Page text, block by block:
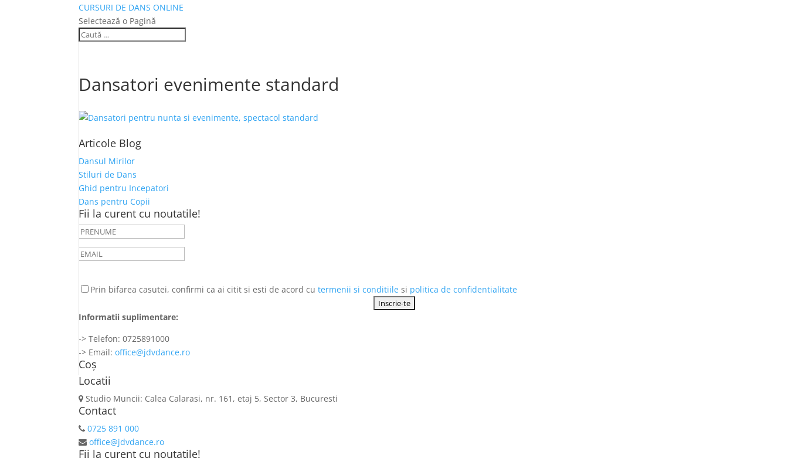
CURSURI DE DANS ONLINE
Selectează o Pagină
Dansatori evenimente standard
Articole Blog
Dansul Mirilor
Stiluri de Dans
Ghid pentru Incepatori
Dans pentru Copii
Fii la curent cu noutatile!
Prin bifarea casutei, confirmi ca ai citit si esti de acord cutermenii si conditiile si politica de confidentialitate
Informatii suplimentare:
-> Telefon: 0725891000
-> Email: office@jdvdance.ro
Coș
Locatii
Studio Muncii: Calea Calarasi, nr. 161, etaj 5, Sector 3, Bucuresti
Contact
0725 891 000
office@jdvdance.ro
Fii la curent cu noutatile!